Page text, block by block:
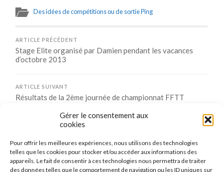
Gérer le consentement aux
cookies
Pour offrir les meilleures expériences, nous utilisons des technologies
telles que les cookies pour stocker et/ou accéder aux informations des
appareils. Le fait de consentir à ces technologies nous permettra de traiter
des données telles que le comportement de navigation ou les ID uniques sur
Des idées de compétitions ou de sortie Ping
ARTICLE PRÉCÉDENT
Stage Elite organisé par Damien pendant les vacances
d’octobre 2013
ARTICLE SUIVANT
Résultats de la 2ème journée de championnat FFTT
Comments are closed.